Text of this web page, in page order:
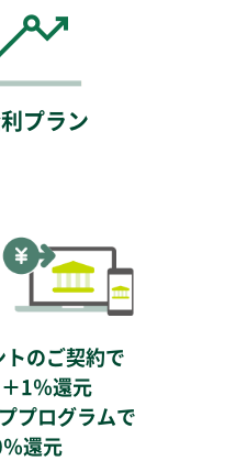
プラン
のご契約で
1％還元
プログラムで
還元